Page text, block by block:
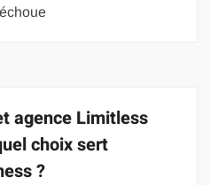
agence Limitless
choix sert
?